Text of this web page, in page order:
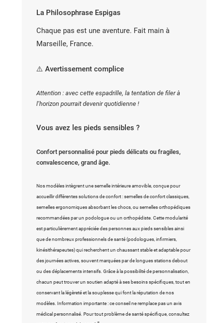
La Philosophrase Espigas
Chaque pas est une aventure. Fait main à
Marseille, France.
⚠️ Avertissement complice
Attention : avec cette espadrille, la tentation de filer à
l’horizon pourrait devenir quotidienne !
Vous avez les pieds sensibles ?
Confort personnalisé pour pieds délicats ou fragiles,
convalescence, grand âge.
Nos modèles intègrent une semelle intérieure amovible, conçue pour
accueillir différentes solutions de confort : semelles de confort classiques,
semelles ergonomiques absorbant les chocs, ou semelles orthopédiques
recommandées par un podologue ou un orthopédiste. Cette modularité
est particulièrement appréciée des personnes aux pieds sensibles ainsi
que de nombreux professionnels de santé (podologues, infirmiers,
kinésithérapeutes) qui recherchent un chaussant stable et adaptable pour
des journées actives, souvent marquées par de longues stations debout
ou des déplacements intensifs. Grâce à la possibilité de personnalisation,
chacun peut trouver un soutien adapté à ses besoins spécifiques, tout en
conservant la légèreté et la souplesse qui font la réputation de nos
modèles. Information importante : ce conseil ne remplace pas un avis
médical personnalisé. Pour tout problème de santé spécifique, consultez